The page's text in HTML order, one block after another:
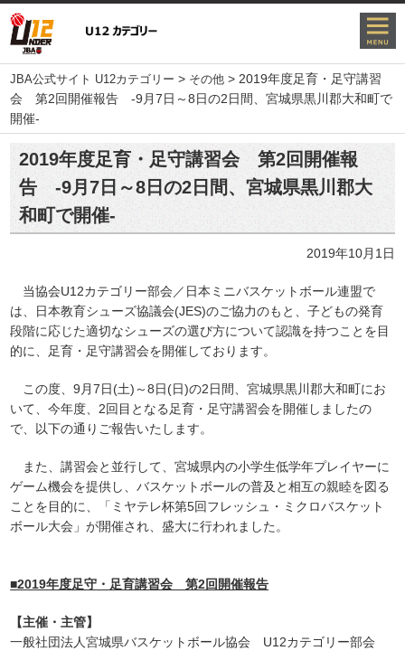
JBA公式サイト U12カテゴリー > その他 >2019年度足育・足守講習
会 第2回開催報告 -9月7日～8日の2日間、宮城県黒川郡大和町で
開催-
2019年度足育・足守講習会 第2回開催報
告 -9月7日～8日の2日間、宮城県黒川郡大
和町で開催-
2019年10月1日
当協会U12カテゴリー部会／日本ミニバスケットボール連盟で
は、日本教育シューズ協議会(JES)のご協力のもと、子どもの発育
段階に応じた適切なシューズの選び方について認識を持つことを目
的に、足育・足守講習会を開催しております。
この度、9月7日(土)～8日(日)の2日間、宮城県黒川郡大和町にお
いて、今年度、2回目となる足育・足守講習会を開催しましたの
で、以下の通りご報告いたします。
また、講習会と並行して、宮城県内の小学生低学年プレイヤーに
ゲーム機会を提供し、バスケットボールの普及と相互の親睦を図る
ことを目的に、「ミヤテレ杯第5回フレッシュ・ミクロバスケット
ボール大会」が開催され、盛大に行われました。
■2019年度足守・足育講習会 第2回開催報告
【主催・主管】
一般社団法人宮城県バスケットボール協会 U12カテゴリー部会